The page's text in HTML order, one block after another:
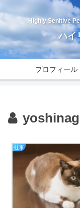
Highly Senitive
ハイ
プロフィール
仕事